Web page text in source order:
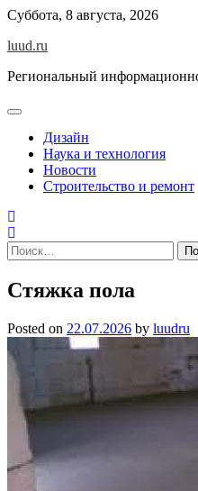
Skip
content
Суббота, 8 августа, 2026
luud.ru
Региональный
Дизайн
Наука и технология
Новости
Строительство и ремонт
Найти:
Стяжка пола
Posted on 22.07.2026 by luudru